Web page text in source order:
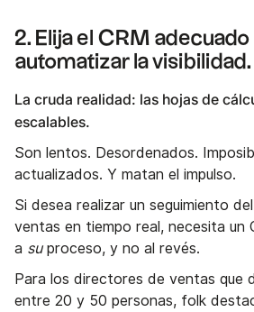
2. Elija el CRM
automatizar la visibilidad.
La cruda realidad: las hojas de
escalables.
Son lentos. Desordenados.
actualizados. Y matan el impulso.
Si desea realizar un seguimiento
ventas en tiempo real, necesita un
a suproceso, y no al revés.
Para los directores de ventas que
entre 20 y 50 personas, folk